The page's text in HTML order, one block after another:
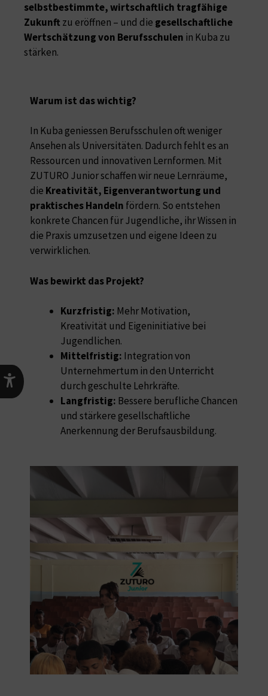
selbstbestimmte, wirtschaftlich tragfähige
Zukunft zu eröffnen – und die gesellschaftliche
Wertschätzung von Berufsschulen in Kuba zu
stärken.
Warum ist das wichtig?
In Kuba geniessen Berufsschulen oft weniger
Ansehen als Universitäten. Dadurch fehlt es an
Ressourcen und innovativen Lernformen. Mit
ZUTURO Junior schaffen wir neue Lernräume,
die Kreativität, Eigenverantwortung und
praktisches Handeln fördern. So entstehen
konkrete Chancen für Jugendliche, ihr Wissen in
die Praxis umzusetzen und eigene Ideen zu
verwirklichen.
Was bewirkt das Projekt?
Kurzfristig: Mehr Motivation,
Kreativität und Eigeninitiative bei
Jugendlichen.
Mittelfristig: Integration von
Unternehmertum in den Unterricht
durch geschulte Lehrkräfte.
Langfristig: Bessere berufliche Chancen
und stärkere gesellschaftliche
Anerkennung der Berufsausbildung.